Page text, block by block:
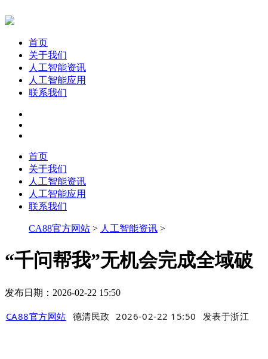
首页
关于我们
人工智能资讯
人工智能应用
联系我们
首页
关于我们
人工智能资讯
人工智能应用
联系我们
CA88官方网站 > 人工智能资讯 >
“千问帮我”无机会完成全域破
发布日期：2026-02-22 15:50
CA88官方网站 德清民政 2026-02-22 15:50 发表于浙江